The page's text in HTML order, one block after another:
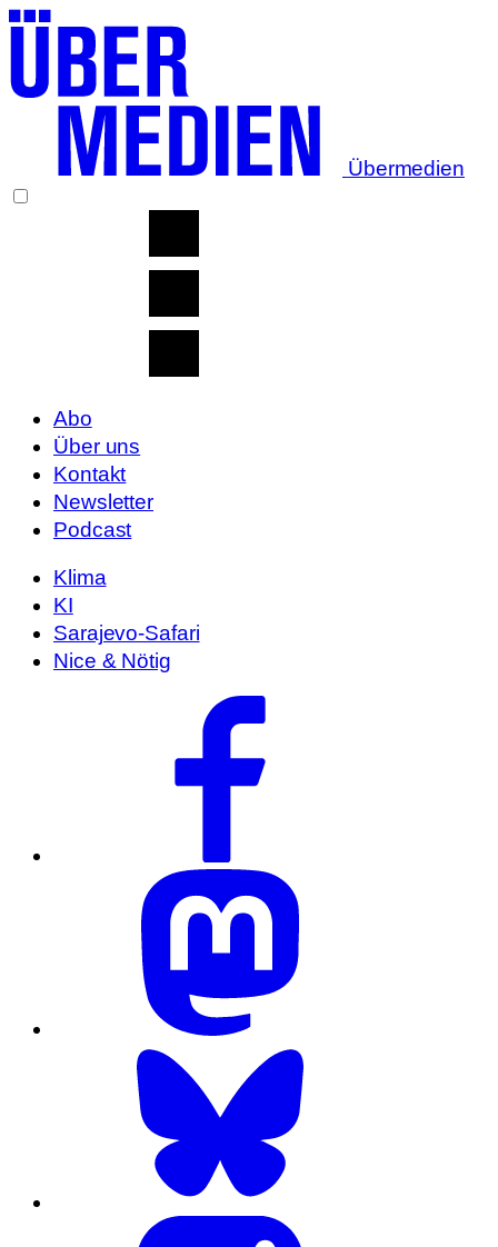
Übermedien
Abo
Über uns
Kontakt
Newsletter
Podcast
Klima
KI
Sarajevo-Safari
Nice & Nötig